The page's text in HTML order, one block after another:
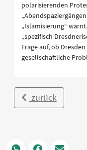
polarisierenden
„Islamisierung“
„spezifisch
Frage auf, ob
gesellschaftliche
zurück